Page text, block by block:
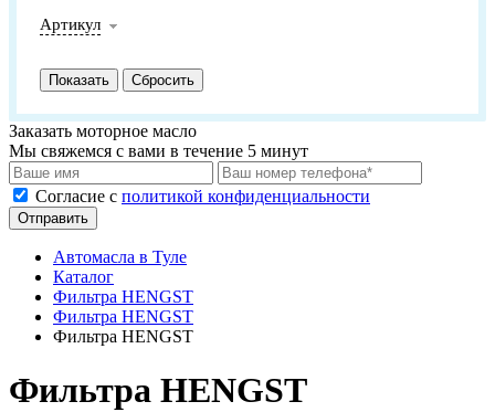
Артикул
Заказать моторное масло
Мы свяжемся с вами в течение 5 минут
Cогласие с политикой конфиденциальности
Отправить
Автомасла в Туле
Каталог
Фильтра HENGST
Фильтра HENGST
Фильтра HENGST
Фильтра HENGST